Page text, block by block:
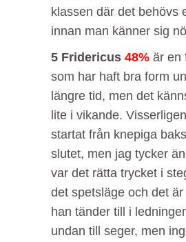
klassen där det behövs
innan man känner sig
5 Fridericus 48% är en
som har haft bra form
längre tid, men det
lite i vikande.
startat från knepiga
slutet, men jag tycker
var det rätta trycket i
det spetsläge och det
han tänder till i
undan till seger, men